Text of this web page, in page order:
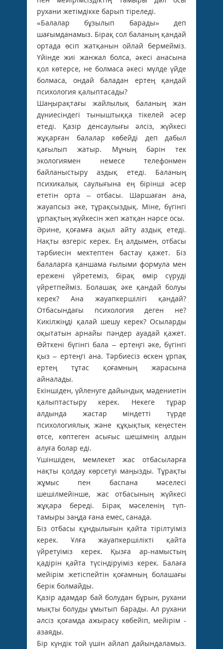
рухани жетімдікке барып тіреледі.
«Балалар бұзылып барады» деп
шағымданамыз. Бірақ сол баланың қандай
ортада өсіп жатқанын ойлай бермейміз.
Үйінде жиі жанжал болса, әкесі анасына
қол көтерсе, не болмаса әкесі мүлде үйде
болмаса, ондай баладан ертең қандай
психология қалыптасады?
Шаңырақтағы жайлылық баланың жан
дүниесіндегі тыныштыққа тікелей әсер
етеді. Қазір денсаулығы әлсіз, жүйкесі
жұқарған балалар көбейді деп дабыл
қағылып жатыр. Мұның бәрін тек
экологиямен немесе телефонмен
байланыстыру аздық етеді. Баланың
психикалық саулығына ең бірінші әсер
ететін орта – отбасы. Шаршаған ана,
жауапсыз әке, тұрақсыздық. Міне, бүгінгі
ұрпақтың жүйкесін жеп жатқан нәрсе осы.
Әрине, қоғамға ақыл айту аздық етеді.
Нақты өзгеріс керек. Ең алдымен, отбасы
тәрбиесін мектептен бастау қажет. Біз
балаларға қаншама ғылыми формула мен
ережені үйретеміз, бірақ өмір сүруді
үйретпейміз. Болашақ әке қандай болуы
керек? Ана жауапкершілігі қандай?
Отбасындағы психология деген не?
Кикілжіңді қалай шешу керек? Осыларды
оқытатын арнайы пәндер ауадай қажет.
Өйткені бүгінгі бала – ертеңгі әке, бүгінгі
қыз – ертеңгі ана. Тәрбиесіз өскен ұрпақ
ертең тұтас қоғамның жарасына
айналады.
Екіншіден, үйленуге дайындық мәдениетін
қалыптастыру керек. Некеге тұрар
алдында жастар міндетті түрде
психологиялық және құқықтық кеңестен
өтсе, көптеген асығыс шешімнің алдын
алуға болар еді.
Үшіншіден, мемлекет жас отбасыларға
нақты қолдау көрсетуі маңызды. Тұрақты
жұмыс пен баспана мәселесі
шешілмейінше, жас отбасының жүйкесі
жұқара береді. Бірақ мәселенің түп-
тамыры заңда ғана емес, санада.
Біз отбасы құндылығын қайта тірілтуіміз
керек. Ұлға жауапкершілікті қайта
үйретуіміз керек. Қызға ар-намыстың
қадірін қайта түсіндіруіміз керек. Балаға
мейірім жетіспейтін қоғамның болашағы
берік болмайды.
Қазір адамдар бай болудан бұрын, рухани
мықты болуды ұмытып барады. Ал рухани
әлсіз қоғамда ажырасу көбейіп, мейірім ­
азаяды.
Бір күндік той үшін айлап дайындаламыз.